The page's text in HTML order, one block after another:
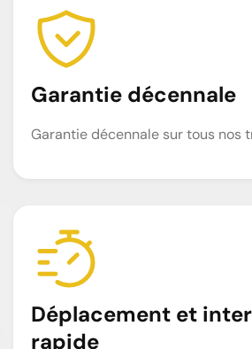
Garantie décennale
Garantie décennale sur tous nos
Déplacement et
rapide